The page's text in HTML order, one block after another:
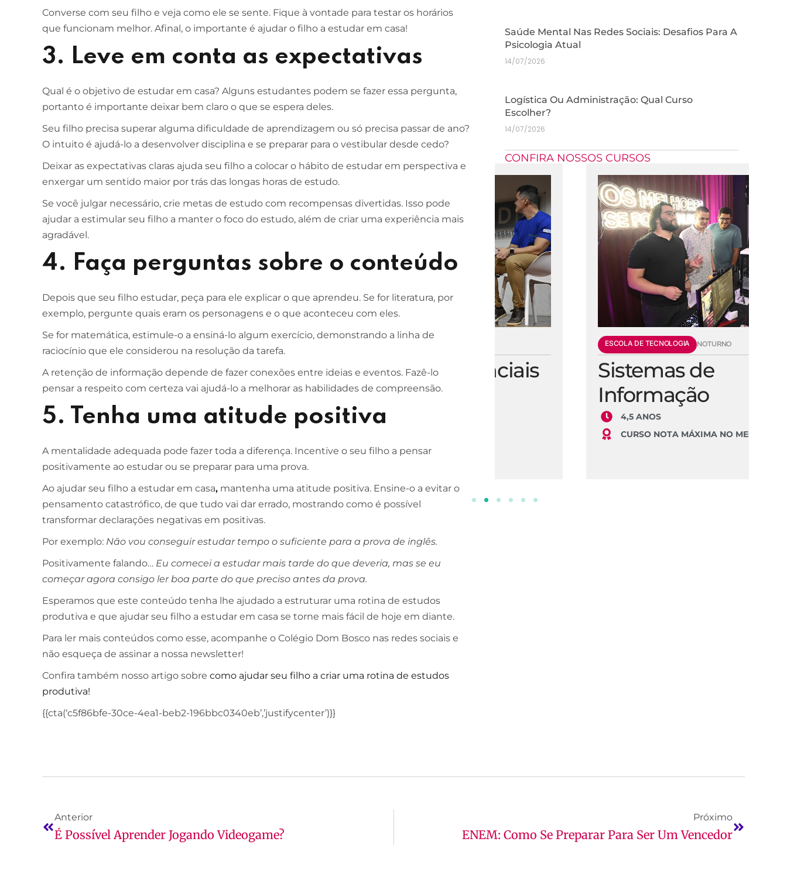
Converse com seu filho e veja como ele se sente. Fique à vontade para testar os horários
que funcionam melhor. Afinal, o importante é ajudar o filho a estudar em casa!
3. Leve em conta as expectativas
Qual é o objetivo de estudar em casa? Alguns estudantes podem se fazer essa pergunta,
portanto é importante deixar bem claro o que se espera deles.
Seu filho precisa superar alguma dificuldade de aprendizagem ou só precisa passar de ano?
O intuito é ajudá-lo a desenvolver disciplina e se preparar para o vestibular desde cedo?
Deixar as expectativas claras ajuda seu filho a colocar o hábito de estudar em perspectiva e
enxergar um sentido maior por trás das longas horas de estudo.
Se você julgar necessário, crie metas de estudo com recompensas divertidas. Isso pode
ajudar a estimular seu filho a manter o foco do estudo, além de criar uma experiência mais
agradável.
4. Faça perguntas sobre o conteúdo
Depois que seu filho estudar, peça para ele explicar o que aprendeu. Se for literatura, por
exemplo, pergunte quais eram os personagens e o que aconteceu com eles.
Se for matemática, estimule-o a ensiná-lo algum exercício, demonstrando a linha de
raciocínio que ele considerou na resolução da tarefa.
A retenção de informação depende de fazer conexões entre ideias e eventos. Fazê-lo
pensar a respeito com certeza vai ajudá-lo a melhorar as habilidades de compreensão.
5. Tenha uma atitude positiva
A mentalidade adequada pode fazer toda a diferença. Incentive o seu filho a pensar
positivamente ao estudar ou se preparar para uma prova.
Ao ajudar seu filho a estudar em casa, mantenha uma atitude positiva. Ensine-o a evitar o
pensamento catastrófico, de que tudo vai dar errado, mostrando como é possível
transformar declarações negativas em positivas.
Por exemplo: Não vou conseguir estudar tempo o suficiente para a prova de inglês.
Positivamente falando… Eu comecei a estudar mais tarde do que deveria, mas se eu
começar agora consigo ler boa parte do que preciso antes da prova.
Esperamos que este conteúdo tenha lhe ajudado a estruturar uma rotina de estudos
produtiva e que ajudar seu filho a estudar em casa se torne mais fácil de hoje em diante.
Para ler mais conteúdos como esse, acompanhe o Colégio Dom Bosco nas redes sociais e
não esqueça de assinar a nossa newsletter!
Confira também nosso artigo sobre como ajudar seu filho a criar uma rotina de estudos
produtiva!
{{cta(‘c5f86bfe-30ce-4ea1-beb2-196bbc0340eb’,’justifycenter’)}}
Saúde Mental Nas Redes Sociais: Desafios Para A
Psicologia Atual
14/07/2026
Logística Ou Administração: Qual Curso
Escolher?
14/07/2026
CONFIRA NOSSOS CURSOS
Contábeis
4 ANOS
MELHOR CURSO PRIVADO DE SÃO LUÍS -
ENADE/MEC
Processos Gerenciais
2 ANOS
INSCREVA-SE!
ESCOLA DE TECNOLOGIA NOTURNO
Sistemas de
Informação
CURSO NOTA MÁXIMA NO MEC
Anterior
É Possível Aprender Jogando Videogame?
Próximo
ENEM: Como Se Preparar Para Ser Um Vencedor